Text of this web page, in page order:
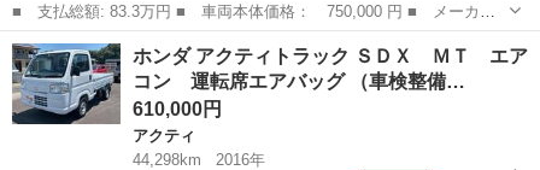
■ 支払総額: 83.3万円 ■ 車両本体価格： 750,000 円 ■ メーカー
名： ホンダ ■ 車種名： アクティトラック ■ グレード名： ア
タック 運転席エアバッグ 衝突安全ボディ ■ 排気量： 660cc ■
ド...
宮崎 日向市 アクティ
ホンダ アクティトラック ＳＤＸ ＭＴ エア
コン 運転席エアバッグ （車検整備…
610,000円
アクティ
44,298km
2016年